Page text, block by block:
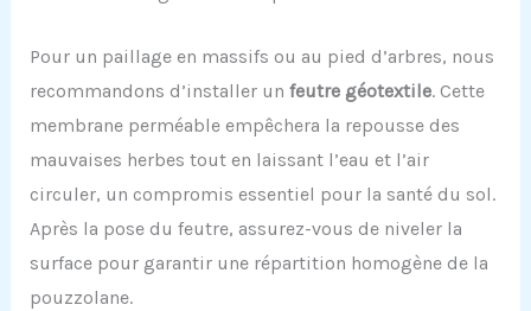
Pour un paillage en massifs ou au pied d’arbres, nous
recommandons d’installer un feutre géotextile. Cette
membrane perméable empêchera la repousse des
mauvaises herbes tout en laissant l’eau et l’air
circuler, un compromis essentiel pour la santé du sol.
Après la pose du feutre, assurez-vous de niveler la
surface pour garantir une répartition homogène de la
pouzzolane.